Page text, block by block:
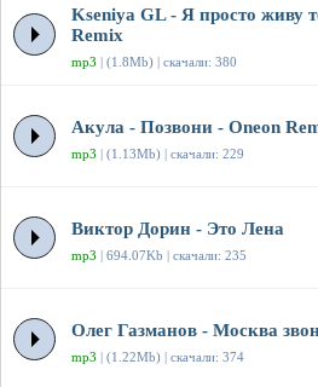
Kseniya GL - Я просто живу
Remix
mp3 | (1.8Mb) | скачали: 380
Акула - Позвони - Oneon
mp3 | (1.13Mb) | скачали: 229
Виктор Дорин - Это Лена
mp3 | 694.07Kb | скачали: 235
Олег Газманов - Москва
mp3 | (1.22Mb) | скачали: 374